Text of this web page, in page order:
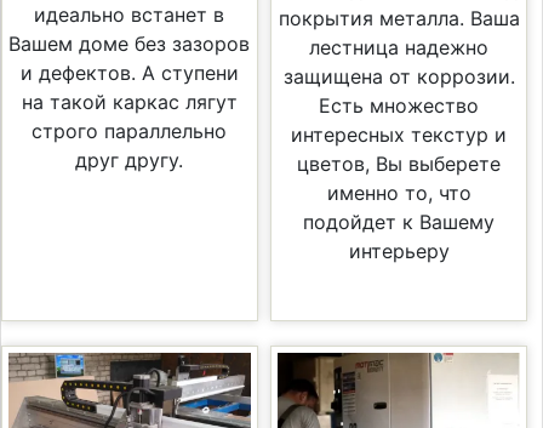
идеально встанет в
Вашем доме без зазоров
и дефектов. А ступени
на такой каркас лягут
строго параллельно
друг другу.
покрытия металла. Ваша
лестница надежно
защищена от коррозии.
Есть множество
интересных текстур и
цветов, Вы выберете
именно то, что
подойдет к Вашему
интерьеру